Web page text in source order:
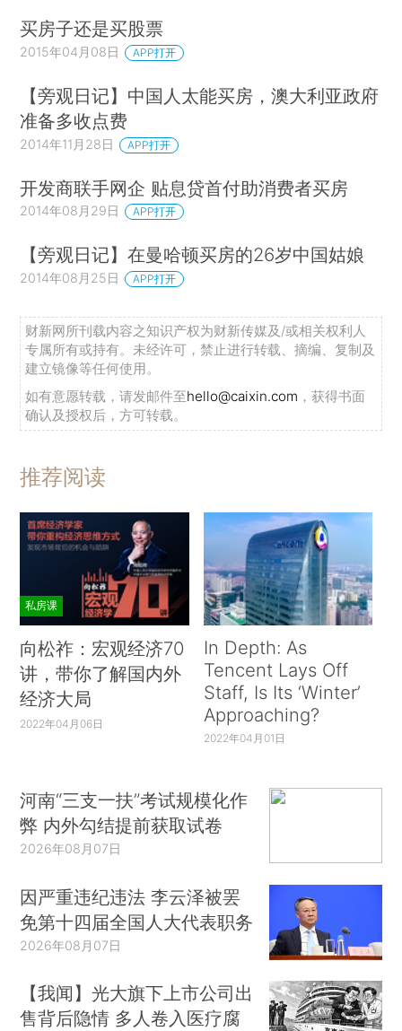
买房子还是买股票
2015年04月08日 APP打开
【旁观日记】中国人太能买房，澳大利亚政府
准备多收点费
2014年11月28日 APP打开
开发商联手网企 贴息贷首付助消费者买房
2014年08月29日 APP打开
【旁观日记】在曼哈顿买房的26岁中国姑娘
2014年08月25日 APP打开
财新网所刊载内容之知识产权为财新传媒及/或相关权利人
专属所有或持有。未经许可，禁止进行转载、摘编、复制及
建立镜像等任何使用。
如有意愿转载，请发邮件至hello@caixin.com ，获得书面
确认及授权后，方可转载。
推荐阅读
私房课
向松祚：宏观经济70
讲，带你了解国内外
经济大局
2022年04月06日
In Depth: As
Tencent Lays Off
Staff, Is Its ‘Winter’
Approaching?
2022年04月01日
河南“三支一扶”考试规模化作
弊 内外勾结提前获取试卷
2026年08月07日
因严重违纪违法 李云泽被罢
免第十四届全国人大代表职务
2026年08月07日
【我闻】光大旗下上市公司出
售背后隐情 多人卷入医疗腐